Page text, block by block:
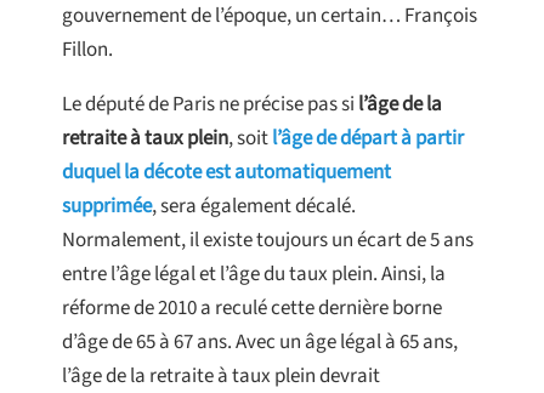
gouvernement de l’époque, un certain… François
Fillon.
Le député de Paris ne précise pas si l’âge de la
retraite à taux plein, soitl’âge de départ à partir
duquel la décote est automatiquement
supprimée, sera également décalé.
Normalement, il existe toujours un écart de 5 ans
entre l’âge légal et l’âge du taux plein. Ainsi, la
réforme de 2010 a reculé cette dernière borne
d’âge de 65 à 67 ans. Avec un âge légal à 65 ans,
l’âge de la retraite à taux plein devrait